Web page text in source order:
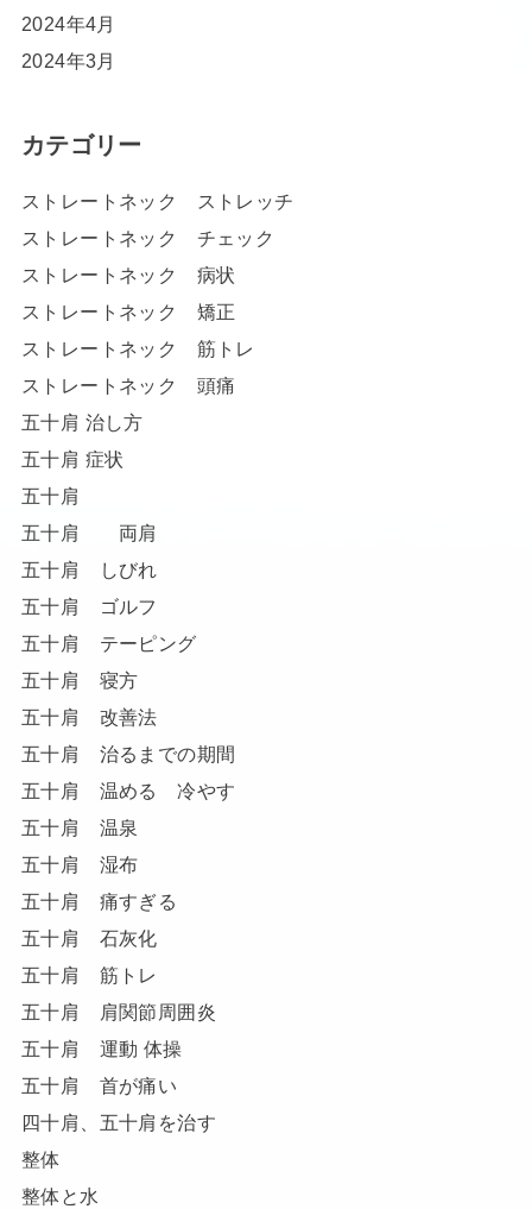
2024年4月
2024年3月
カテゴリー
ストレートネック ストレッチ
ストレートネック チェック
ストレートネック 病状
ストレートネック 矯正
ストレートネック 筋トレ
ストレートネック 頭痛
五十肩 治し方
五十肩 症状
五十肩
五十肩 両肩
五十肩 しびれ
五十肩 ゴルフ
五十肩 テーピング
五十肩 寝方
五十肩 改善法
五十肩 治るまでの期間
五十肩 温める 冷やす
五十肩 温泉
五十肩 湿布
五十肩 痛すぎる
五十肩 石灰化
五十肩 筋トレ
五十肩 肩関節周囲炎
五十肩 運動 体操
五十肩 首が痛い
四十肩、五十肩を治す
整体
整体と水